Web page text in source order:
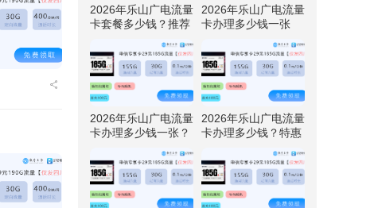
2026年乐山广电流量
卡套餐多少钱？推荐
G流量
2026年乐山广电流量
卡办理多少钱一张
29元192G流量
2026年乐山广电流量
卡办理多少钱一张？
29元192G流量
2026年乐山广电流量
卡办理多少钱？特惠
G流量